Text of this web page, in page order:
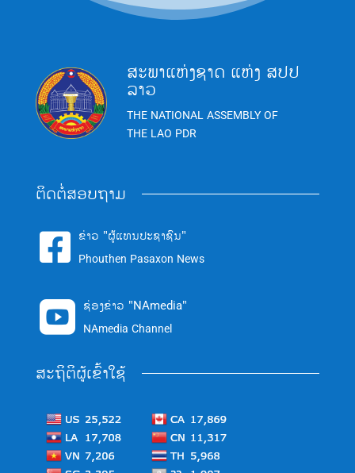
ສະພາແຫ່ງຊາດ ແຫ່ງ ສປປ
ລາວ
THE NATIONAL ASSEMBLY OF
THE LAO PDR
ຕິດຕໍ່ສອບຖາມ
 ຂ່າວ "ຜູ້ແທນປະຊາຊົນ"
Phouthen Pasaxon News
 ຊ່ອງຂ່າວ "NAmedia"
NAmedia Channel
ສະຖິຕິຜູ້ເຂົ້າໃຊ້